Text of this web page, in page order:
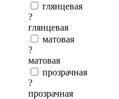
глянцевая
?
глянцевая
матовая
?
матовая
прозрачная
?
прозрачная